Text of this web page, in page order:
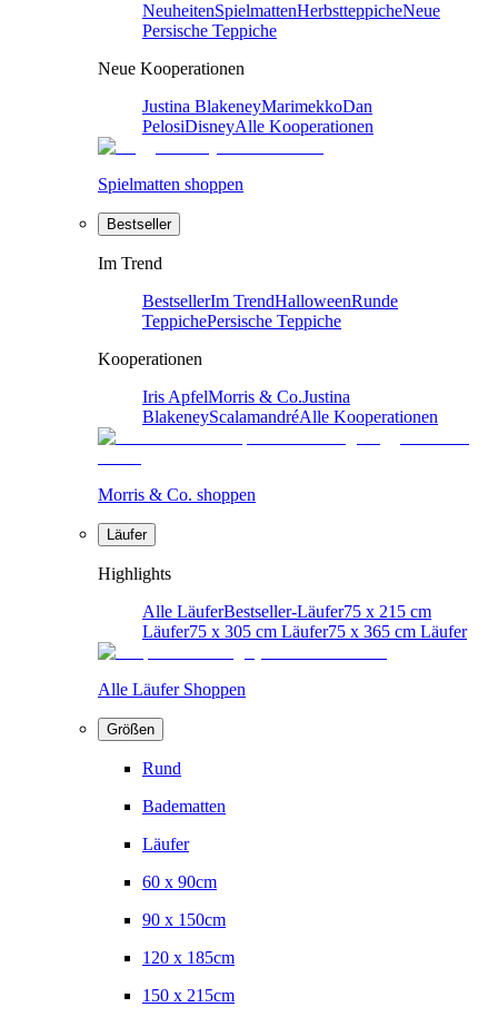
NeuheitenSpielmattenHerbstteppicheNeue
Persische Teppiche
Neue Kooperationen
Justina BlakeneyMarimekkoDan
PelosiDisneyAlle Kooperationen
Spielmatten shoppen
Bestseller
Im Trend
BestsellerIm TrendHalloweenRunde
TeppichePersische Teppiche
Kooperationen
Iris ApfelMorris & Co.Justina
BlakeneyScalamandréAlle Kooperationen
Morris & Co. shoppen
Läufer
Highlights
Alle LäuferBestseller-Läufer75 x 215 cm
Läufer75 x 305 cm Läufer75 x 365 cm Läufer
Alle Läufer Shoppen
Größen
Rund
Badematten
Läufer
60 x 90cm
90 x 150cm
120 x 185cm
150 x 215cm